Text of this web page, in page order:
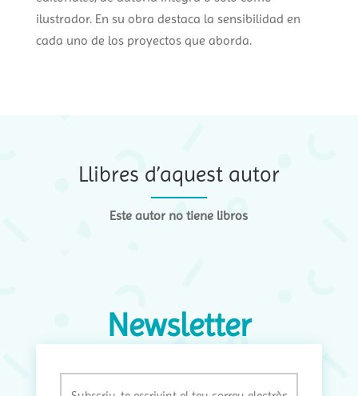
ilustrador. En su obra destaca la sensibilidad en
cada uno de los proyectos que aborda.
Llibres d’aquest autor
Este autor no tiene libros
Newsletter